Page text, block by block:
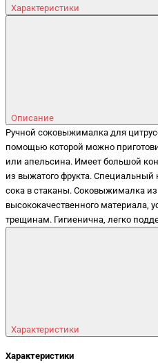
Характеристики
Описание
Ручной соковыжималка для
помощью которой можно
или апельсина. Имеет большой
из выжатого фрукта. Специальный
сока в стаканы. Соковыжималка
высококачественного материала,
трещинам. Гигиенична, легко
Характеристики
Характеристики